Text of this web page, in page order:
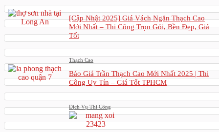
[Cập Nhật 2025] Giá Vách Ngăn Thạch Cao
Mới Nhất – Thi Công Trọn Gói, Bền Đẹp, Giá
Tốt
Thạch Cao
Báo Giá Trần Thạch Cao Mới Nhất 2025 | Thi
Công Uy Tín – Giá Tốt TPHCM
Dịch Vụ Thi Công